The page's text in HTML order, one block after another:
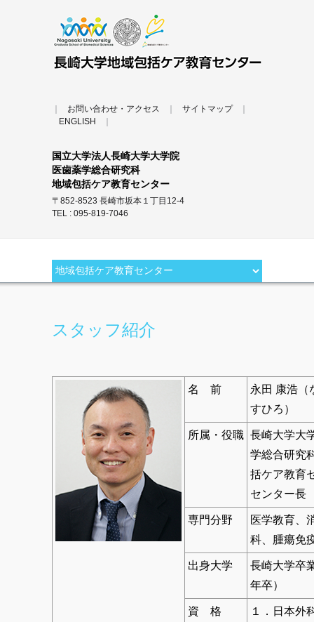
お問い合わせ・アクセス サイトマップ
ENGLISH
国立大学法人長崎大学大学院
医歯薬学総合研究科
地域包括ケア教育センター
〒852-8523 長崎市坂本１丁目12-4
TEL : 095-819-7046
スタッフ紹介
名 前
永田 康浩（
すひろ）
所属・役職 長崎大学大
学総合研究
括ケア教
センター長
専門分野
医学教育、
科、腫瘍免
出身大学
長崎大学卒
年卒）
資 格
１．日本